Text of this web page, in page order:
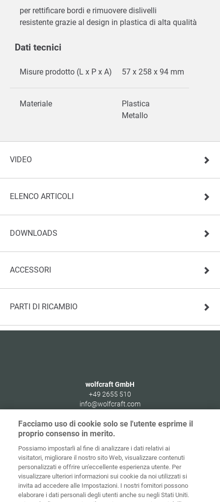
per rettificare bordi e rimuovere dislivelli
resistente grazie al design in plastica di alta qualità
Dati tecnici
Misure prodotto (L x P x A) 57 x 258 x 94 mm
Materiale
Plastica
Metallo
VIDEO
ELENCO ARTICOLI
DOWNLOADS
ACCESSORI
PARTI DI RICAMBIO
wolfcraft GmbH
+49 2655 510
info@wolfcraft.com
Wolffstraße 1
56746 Kempenich
Germany
Home Contatti Colofone Tutela dei dati
Facciamo uso di cookie solo se l'utente esprime il
proprio consenso in merito.
Possiamo impostarli al fine di analizzare i dati relativi ai
visitatori, migliorare il nostro sito Web, visualizzare contenuti
personalizzati e offrire un'eccellente esperienza utente. Per
visualizzare ulteriori informazioni sui cookie da noi utilizzati si
invita ad accedere alle Impostazioni. I nostri fornitori possono
elaborare i dati personali degli utenti anche su negli Stati Uniti.